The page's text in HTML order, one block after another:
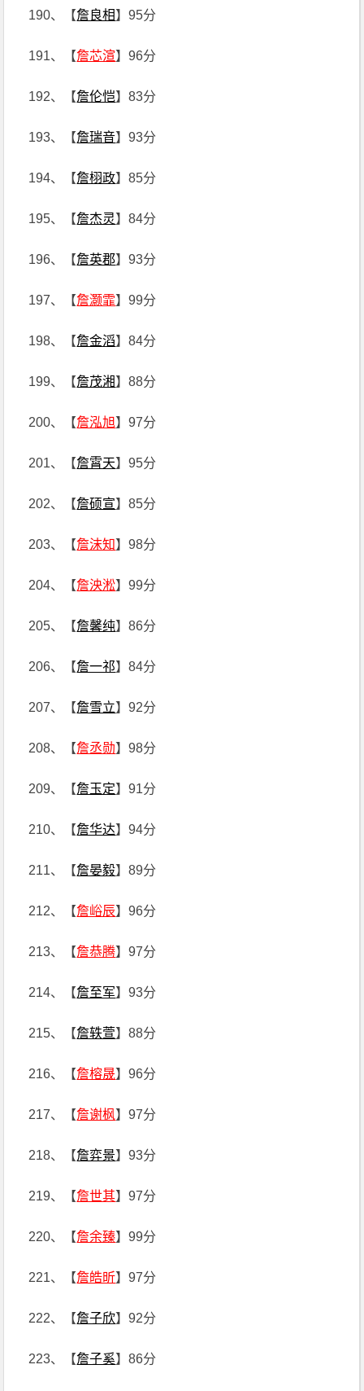
190、【詹良相】95分
191、【詹芯渲】96分
192、【詹伦恺】83分
193、【詹瑞音】93分
194、【詹栩政】85分
195、【詹杰灵】84分
196、【詹英郡】93分
197、【詹灏霏】99分
198、【詹金滔】84分
199、【詹茂湘】88分
200、【詹泓旭】97分
201、【詹霄天】95分
202、【詹硕宣】85分
203、【詹沫知】98分
204、【詹泱淞】99分
205、【詹馨纯】86分
206、【詹一祁】84分
207、【詹雪立】92分
208、【詹丞勋】98分
209、【詹玉定】91分
210、【詹华达】94分
211、【詹晏毅】89分
212、【詹峪辰】96分
213、【詹恭腾】97分
214、【詹至军】93分
215、【詹轶萱】88分
216、【詹榕晟】96分
217、【詹谢枫】97分
218、【詹弈景】93分
219、【詹世其】97分
220、【詹余臻】99分
221、【詹皓昕】97分
222、【詹子欣】92分
223、【詹子奚】86分